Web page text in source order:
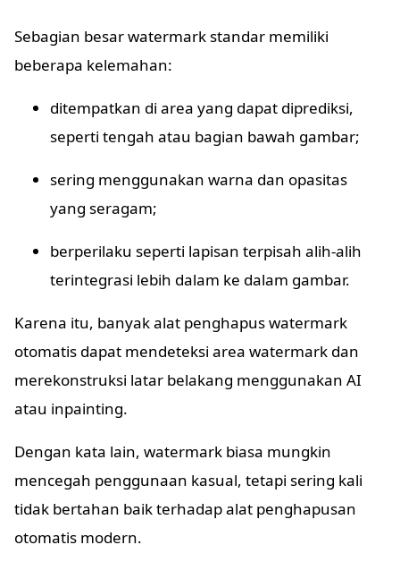
Sebagian besar watermark standar memiliki
beberapa kelemahan:
ditempatkan di area yang dapat diprediksi,
seperti tengah atau bagian bawah gambar;
sering menggunakan warna dan opasitas
yang seragam;
berperilaku seperti lapisan terpisah alih-alih
terintegrasi lebih dalam ke dalam gambar.
Karena itu, banyak alat penghapus watermark
otomatis dapat mendeteksi area watermark dan
merekonstruksi latar belakang menggunakan AI
atau inpainting.
Dengan kata lain, watermark biasa mungkin
mencegah penggunaan kasual, tetapi sering kali
tidak bertahan baik terhadap alat penghapusan
otomatis modern.